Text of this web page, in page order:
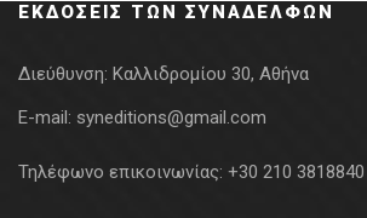
ΕΚΔΌΣΕΙΣ ΤΩΝ ΣΥΝΑΔΈΛΦΩΝ
Διεύθυνση: Καλλιδρομίου 30, Αθήνα
E-mail: syneditions@gmail.com
Τηλέφωνο επικοινωνίας: +30 210 3818840